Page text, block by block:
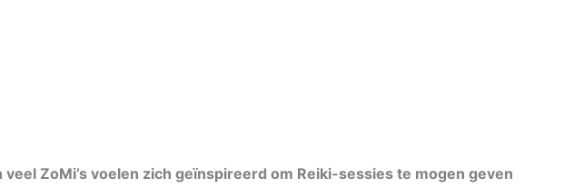
ZoMi’s voelen zich geïnspireerd om Reiki-sessies te mogen geven